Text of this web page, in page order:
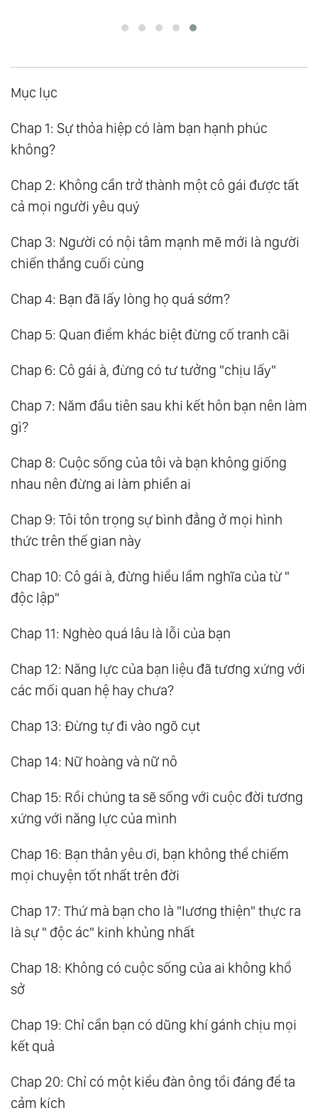
Mục lục
Chap 1: Sự thỏa hiệp có làm bạn hạnh phúc
không?
Chap 2: Không cần trở thành một cô gái được tất
cả mọi người yêu quý
Chap 3: Người có nội tâm mạnh mẽ mới là người
chiến thắng cuối cùng
Chap 4: Bạn đã lấy lòng họ quá sớm?
Chap 5: Quan điểm khác biệt đừng cố tranh cãi
Chap 6: Cô gái à, đừng có tư tưởng "chịu lấy"
Chap 7: Năm đầu tiên sau khi kết hôn bạn nên làm
gì?
Chap 8: Cuộc sống của tôi và bạn không giống
nhau nên đừng ai làm phiền ai
Chap 9: Tôi tôn trọng sự bình đẳng ở mọi hình
thức trên thế gian này
Chap 10: Cô gái à, đừng hiểu lầm nghĩa của từ "
độc lập"
Chap 11: Nghèo quá lâu là lỗi của bạn
Chap 12: Năng lực của bạn liệu đã tương xứng với
các mối quan hệ hay chưa?
Chap 13: Đừng tự đi vào ngõ cụt
Chap 14: Nữ hoàng và nữ nô
Chap 15: Rồi chúng ta sẽ sống với cuộc đời tương
xứng với năng lực của mình
Chap 16: Bạn thân yêu ơi, bạn không thể chiếm
mọi chuyện tốt nhất trên đời
Chap 17: Thứ mà bạn cho là "lương thiện" thực ra
là sự " độc ác" kinh khủng nhất
Chap 18: Không có cuộc sống của ai không khổ
sở
Chap 19: Chỉ cần bạn có dũng khí gánh chịu mọi
kết quả
Chap 20: Chỉ có một kiểu đàn ông tồi đáng để ta
cảm kích